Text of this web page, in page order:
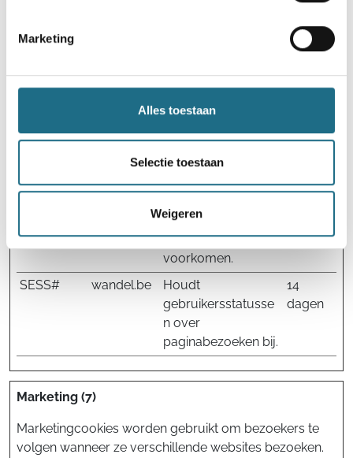
Marketing
Alles toestaan
Selectie toestaan
Weigeren
gebruik van de
website te maken.
sent
Cookiebot
Slaat de
cookiestatus van de
gebruiker op voor
Request Forgery
(CSRF) -aanvallen te
voorkomen.
SESS# wandel.be
Houdt
gebruikersstatusse
n over
paginabezoeken bij.
14
dagen
Marketing (7)
Marketingcookies worden gebruikt om bezoekers te
volgen wanneer ze verschillende websites bezoeken.